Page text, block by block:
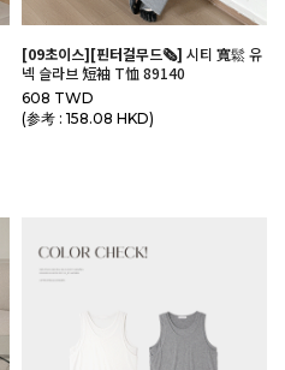
[09초이스][핀터걸무드🗞️] 시티 寬鬆 유
넥 슬라브 短袖 T恤 89140
608 TWD
(参考 : 158.08 HKD)